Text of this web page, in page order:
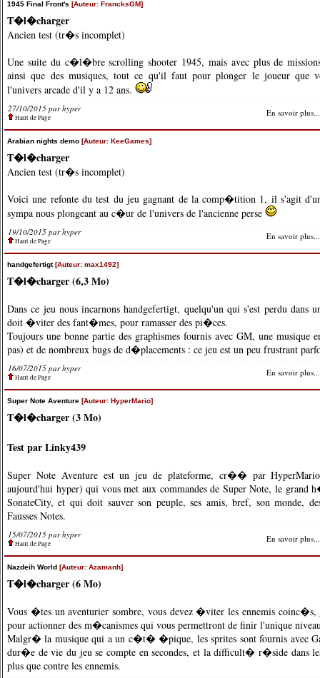
1945 Final Front's [Auteur: FrancksGM]
T�l�charger
Ancien test (tr�s incomplet)
Une suite du c�l�bre scrolling shooter 1945, mais avec plus de
ainsi que des musiques, tout ce qu'il faut pour plonger le joueur que
l'univers arcade d'il y a 12 ans.
27/10/2015 par hyper
Haut de Page En savoir plus...
Arabian nights demo [Auteur: KeeGames]
T�l�charger
Ancien test (tr�s incomplet)
Voici une refonte du test du jeu gagnant de la comp�tition 1, il s'agit
sympa nous plongeant au c�ur de l'univers de l'ancienne perse
19/10/2015 par hyper
Haut de Page En savoir plus...
handgefertigt[Auteur: max1492]
T�l�charger (6,3 Mo)
Dans ce jeu nous incarnons handgefertigt, quelqu'un qui s'est perdu dans
doit �viter des fant�mes, pour ramasser des pi�ces.
Toujours une bonne partie des graphismes fournis avec GM, une musique
pas) et de nombreux bugs de d�placements : ce jeu est un peu frustrant
16/07/2015 par hyper
Haut de Page En savoir plus...
Super Note Aventure [Auteur: HyperMario]
T�l�charger (3 Mo)
Test par Linky439
Super Note Aventure est un jeu de plateforme, cr�� par
aujourd'hui hyper) qui vous met aux commandes de Super Note, le
SonateCity, et qui doit sauver son peuple, ses amis, bref, son monde,
Fausses Notes.
15/07/2015 par hyper
Haut de Page En savoir plus...
Nazdeih World [Auteur: Azamanh]
T�l�charger (6 Mo)
Vous �tes un aventurier sombre, vous devez �viter les ennemis coinc�s,
pour actionner des m�canismes qui vous permettront de finir l'unique
Malgr� la musique qui a un c�t� �pique, les sprites sont fournis avec
dur�e de vie du jeu se compte en secondes, et la difficult� r�side dans
plus que contre les ennemis.